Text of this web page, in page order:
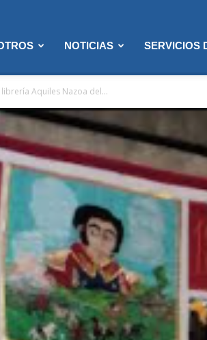
NOTICIAS SERVICIOS
Aquiles Nazoa del...